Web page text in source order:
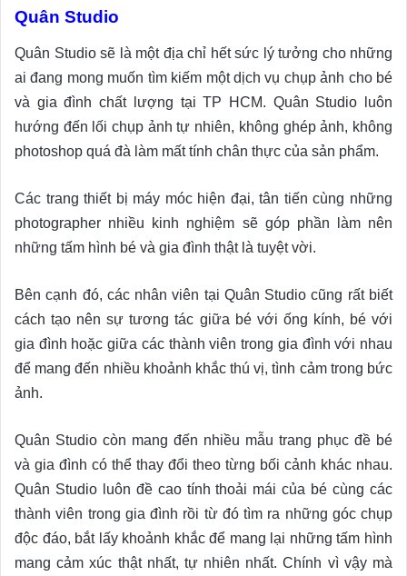
Quân Studio
Quân Studio sẽ là một địa chỉ hết sức lý tưởng cho những
ai đang mong muốn tìm kiếm một dịch vụ chụp ảnh cho bé
và gia đình chất lượng tại TP HCM. Quân Studio luôn
hướng đến lối chụp ảnh tự nhiên, không ghép ảnh, không
photoshop quá đà làm mất tính chân thực của sản phẩm.
Các trang thiết bị máy móc hiện đại, tân tiến cùng những
photographer nhiều kinh nghiệm sẽ góp phần làm nên
những tấm hình bé và gia đình thật là tuyệt vời.
Bên cạnh đó, các nhân viên tại Quân Studio cũng rất biết
cách tạo nên sự tương tác giữa bé với ống kính, bé với
gia đình hoặc giữa các thành viên trong gia đình với nhau
để mang đến nhiều khoảnh khắc thú vị, tình cảm trong bức
ảnh.
Quân Studio còn mang đến nhiều mẫu trang phục đề bé
và gia đình có thể thay đổi theo từng bối cảnh khác nhau.
Quân Studio luôn đề cao tính thoải mái của bé cùng các
thành viên trong gia đình rồi từ đó tìm ra những góc chụp
độc đáo, bắt lấy khoảnh khắc để mang lại những tấm hình
mang cảm xúc thật nhất, tự nhiên nhất. Chính vì vậy mà